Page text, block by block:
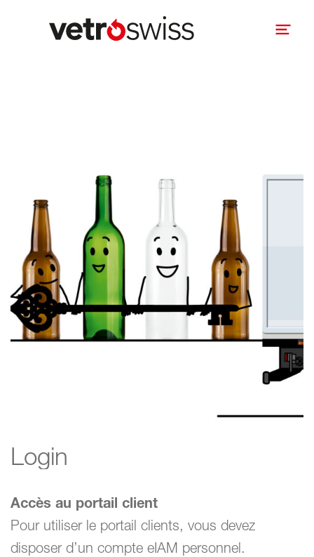
Bases légales
Taux de rétrocession
Login
Conseils professionnels
Login
Accès au portail client
Pour utiliser le portail clients, vous devez
disposer d’un compte eIAM personnel.